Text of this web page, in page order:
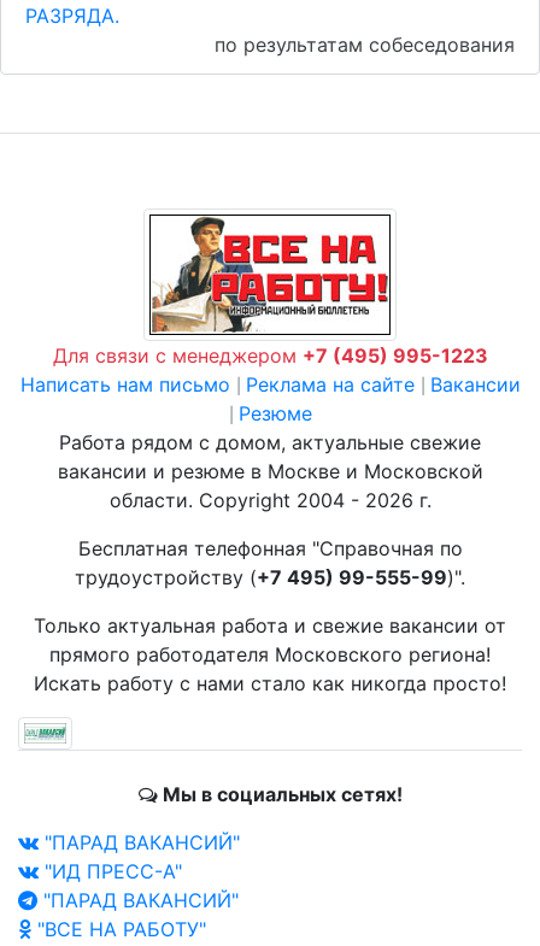
РАЗРЯДА.
по результатам собеседования
Для связи с менеджером +7 (495) 995-1223
Написать нам письмо
Реклама на сайте Вакансии
Резюме
Работа рядом с домом, актуальные свежие
вакансии и резюме в Москве и Московской
области. Copyright 2004 - 2026 г.
Бесплатная телефонная "Справочная по
трудоустройству (+7 495) 99-555-99)".
Только актуальная работа и свежие вакансии от
прямого работодателя Московского региона!
Искать работу с нами стало как никогда просто!
Мы в социальных сетях!
"ПАРАД ВАКАНСИЙ"
"ИД ПРЕСС-А"
"ПАРАД ВАКАНСИЙ"
"ВСЕ НА РАБОТУ"